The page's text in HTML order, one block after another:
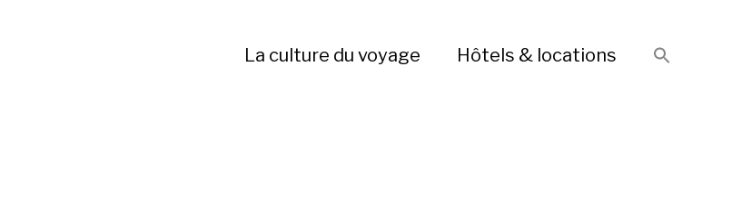
La culture du voyage Hôtels & locations